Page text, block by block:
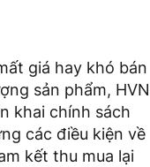
giá hay khó bán
sản phẩm, HVN
khai chính sách
các điều kiện về
kết thu mua lại